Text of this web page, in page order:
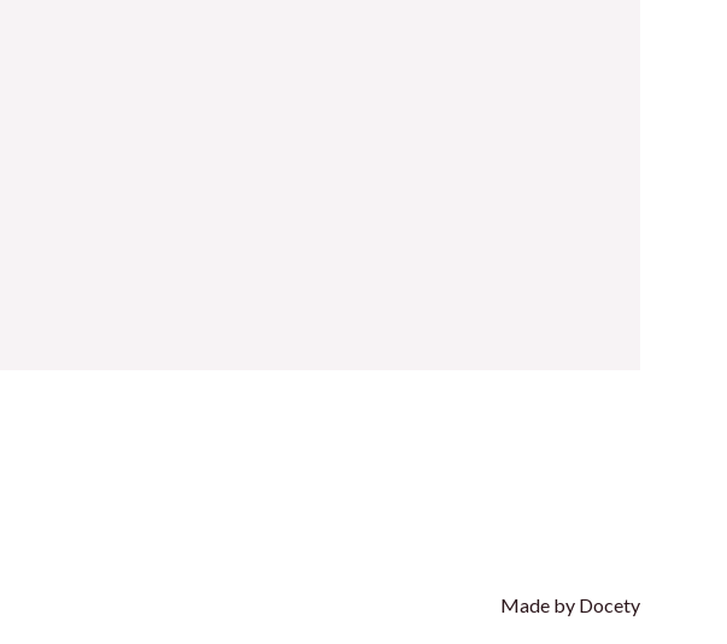
Made by Docety